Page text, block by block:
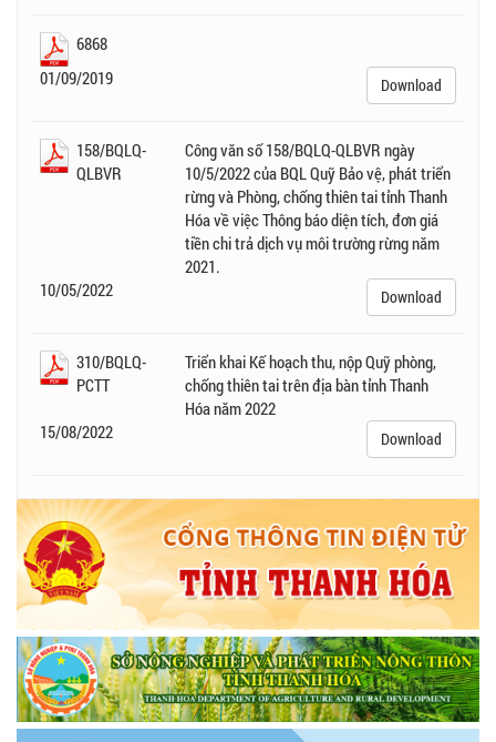
6868
01/09/2019
Download
158/BQLQ-
QLBVR
Công văn số 158/BQLQ-QLBVR ngày
10/5/2022 của BQL Quỹ Bảo vệ, phát triển
rừng và Phòng, chống thiên tai tỉnh Thanh
Hóa về việc Thông báo diện tích, đơn giá
tiền chi trả dịch vụ môi trường rừng năm
2021.
10/05/2022
Download
310/BQLQ-
PCTT
Triển khai Kế hoạch thu, nộp Quỹ phòng,
chống thiên tai trên địa bàn tỉnh Thanh
Hóa năm 2022
15/08/2022
Download